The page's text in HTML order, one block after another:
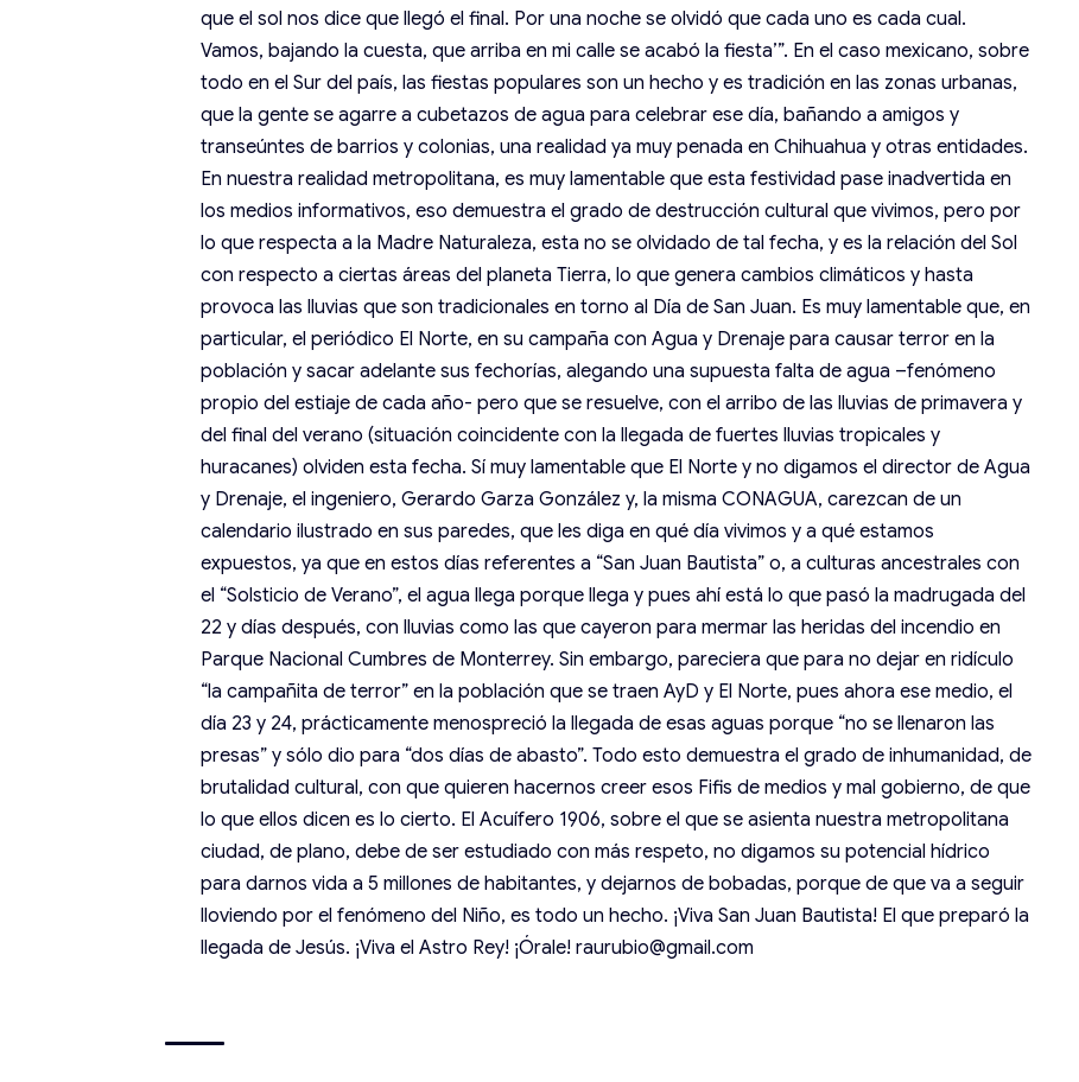
que el sol nos dice que llegó el final. Por una noche se olvidó que cada uno es cada cual.
Vamos, bajando la cuesta, que arriba en mi calle se acabó la fiesta’”. En el caso mexicano, sobre
todo en el Sur del país, las fiestas populares son un hecho y es tradición en las zonas urbanas,
que la gente se agarre a cubetazos de agua para celebrar ese día, bañando a amigos y
transeúntes de barrios y colonias, una realidad ya muy penada en Chihuahua y otras entidades.
En nuestra realidad metropolitana, es muy lamentable que esta festividad pase inadvertida en
los medios informativos, eso demuestra el grado de destrucción cultural que vivimos, pero por
lo que respecta a la Madre Naturaleza, esta no se olvidado de tal fecha, y es la relación del Sol
con respecto a ciertas áreas del planeta Tierra, lo que genera cambios climáticos y hasta
provoca las lluvias que son tradicionales en torno al Día de San Juan. Es muy lamentable que, en
particular, el periódico El Norte, en su campaña con Agua y Drenaje para causar terror en la
población y sacar adelante sus fechorías, alegando una supuesta falta de agua –fenómeno
propio del estiaje de cada año- pero que se resuelve, con el arribo de las lluvias de primavera y
del final del verano (situación coincidente con la llegada de fuertes lluvias tropicales y
huracanes) olviden esta fecha. Sí muy lamentable que El Norte y no digamos el director de Agua
y Drenaje, el ingeniero, Gerardo Garza González y, la misma CONAGUA, carezcan de un
calendario ilustrado en sus paredes, que les diga en qué día vivimos y a qué estamos
expuestos, ya que en estos días referentes a “San Juan Bautista” o, a culturas ancestrales con
el “Solsticio de Verano”, el agua llega porque llega y pues ahí está lo que pasó la madrugada del
22 y días después, con lluvias como las que cayeron para mermar las heridas del incendio en
Parque Nacional Cumbres de Monterrey. Sin embargo, pareciera que para no dejar en ridículo
“la campañita de terror” en la población que se traen AyD y El Norte, pues ahora ese medio, el
día 23 y 24, prácticamente menospreció la llegada de esas aguas porque “no se llenaron las
presas” y sólo dio para “dos días de abasto”. Todo esto demuestra el grado de inhumanidad, de
brutalidad cultural, con que quieren hacernos creer esos Fifis de medios y mal gobierno, de que
lo que ellos dicen es lo cierto. El Acuífero 1906, sobre el que se asienta nuestra metropolitana
ciudad, de plano, debe de ser estudiado con más respeto, no digamos su potencial hídrico
para darnos vida a 5 millones de habitantes, y dejarnos de bobadas, porque de que va a seguir
lloviendo por el fenómeno del Niño, es todo un hecho. ¡Viva San Juan Bautista! El que preparó la
llegada de Jesús. ¡Viva el Astro Rey! ¡Órale! raurubio@gmail.com